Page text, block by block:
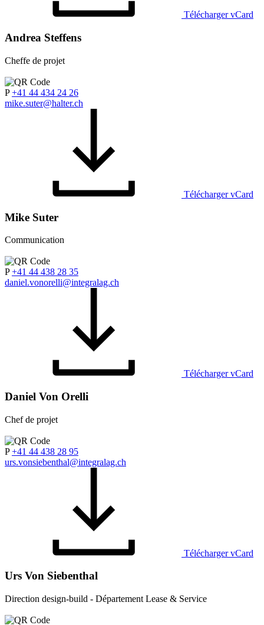
Télécharger vCard
Andrea Steffens
Cheffe de projet
P +41 44 434 24 26
mike.suter@halter.ch
Télécharger vCard
Mike Suter
Communication
P +41 44 438 28 35
daniel.vonorelli@integralag.ch
Télécharger vCard
Daniel Von Orelli
Chef de projet
P +41 44 438 28 95
urs.vonsiebenthal@integralag.ch
Télécharger vCard
Urs Von Siebenthal
Direction design-build - Département Lease & Service